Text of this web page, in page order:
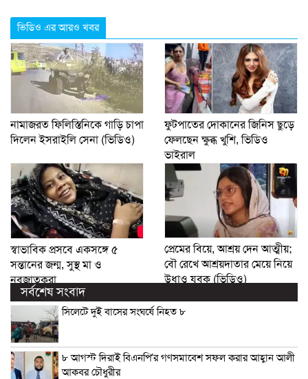
ভিডিও এর আরও খবর
নামাজরত ফিলিস্তিনিকে গাড়ি চাপা
দিলেন ইসরাইলি সেনা (ভিডিও)
ফুটপাতের দোকানের জিনিস ছুড়ে
ফেলছেন ক্ষুব্ধ খুশি, ভিডিও
ভাইরাল
স্বাভাবিক প্রসবে একসঙ্গে ৫
সন্তানের জন্ম, সুস্থ মা ও
নবজাতকরা
প্রেমের বিয়ে, আশ্রয় দেন আত্মীয়;
বৌ রেখে আশ্রয়দাতার মেয়ে নিয়ে
উধাও যুবক (ভিডিও)
সর্বশেষ সংবাদ
সিলেটে দুই বাসের সংঘর্ষে নিহত ৮
৮ আগস্ট দিরাই বিএনপি’র গণসমাবেশ সফল করার আহ্বান আলী
আকবর চৌধুরীর